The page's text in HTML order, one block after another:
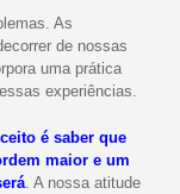
As
de nossas
uma prática
experiências.
é saber que
maior e um
. A nossa atitude